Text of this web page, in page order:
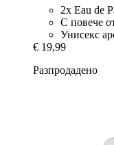
2x Eau de
С повече
Унисекс
€ 19,99
Разпродадено